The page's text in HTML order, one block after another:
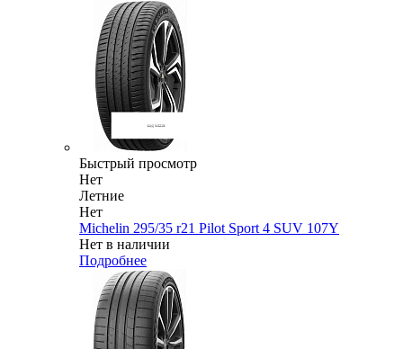
Быстрый просмотр
Нет
Летние
Нет
Michelin 295/35 r21 Pilot Sport 4 SUV 107Y
Нет в наличии
Подробнее